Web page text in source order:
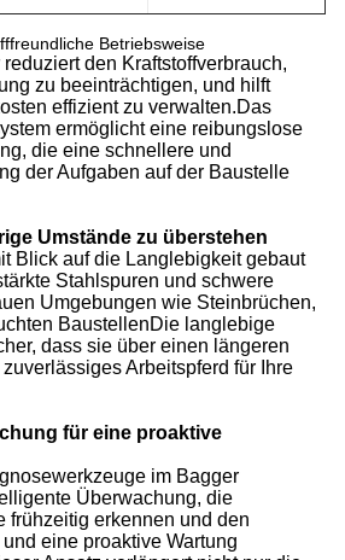
Betriebsweise
den Kraftstoffverbrauch,
zu beeinträchtigen, und hilft
effizient zu verwalten.Das
ermöglicht eine reibungslose
die eine schnellere und
der Aufgaben auf der Baustelle
Umstände zu überstehen
Blick auf die Langlebigkeit gebaut
Stahlspuren und schwere
Umgebungen wie Steinbrüchen,
BaustellenDie langlebige
dass sie über einen längeren
Arbeitspferd für Ihre
für eine proaktive
im Bagger
Überwachung, die
frühzeitig erkennen und den
eine proaktive Wartung